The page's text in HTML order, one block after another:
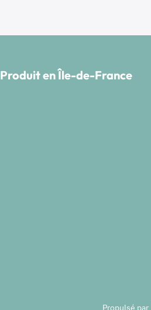
Produit en Île-de-France
Propulsé par